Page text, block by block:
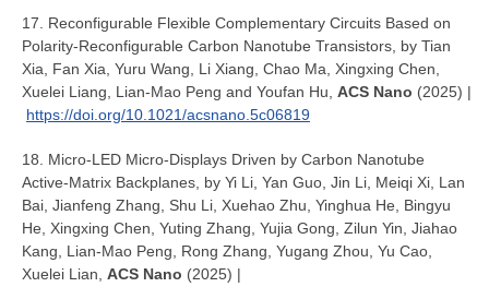
17. Reconfigurable Flexible Complementary Circuits Based on
Polarity-Reconfigurable Carbon Nanotube Transistors, by Tian
Xia, Fan Xia, Yuru Wang, Li Xiang, Chao Ma, Xingxing Chen,
Xuelei Liang, Lian-Mao Peng and Youfan Hu, ACS Nano (2025) |
https://doi.org/10.1021/acsnano.5c06819
18. Micro-LED Micro-Displays Driven by Carbon Nanotube
Active-Matrix Backplanes, by Yi Li, Yan Guo, Jin Li, Meiqi Xi, Lan
Bai, Jianfeng Zhang, Shu Li, Xuehao Zhu, Yinghua He, Bingyu
He, Xingxing Chen, Yuting Zhang, Yujia Gong, Zilun Yin, Jiahao
Kang, Lian-Mao Peng, Rong Zhang, Yugang Zhou, Yu Cao,
Xuelei Lian, ACS Nano (2025) |